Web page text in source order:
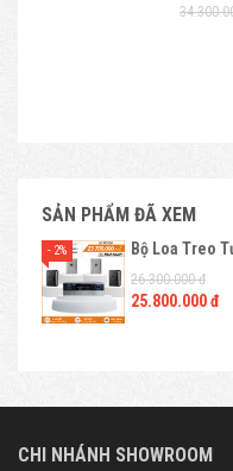
SẢN PHẨM ĐÃ XEM
Bộ Loa Treo
26.300.000 đ
25.800.000 đ
- 2%
CHI NHÁNH SHOWROOM